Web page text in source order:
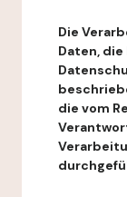
Die
Daten,
die vom